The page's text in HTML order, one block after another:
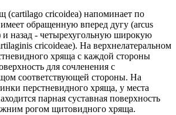
(cartilago cricoidea) напоминает по
обращенную вперед дугу (arcus
и назад - четырехугольную широкую
cricoideae). На верхнелатеральном
хряща с каждой стороны
для сочленения с
соответствующей стороны. На
перстневидного хряща, у места
парная суставная поверхность
рогом щитовидного хряща.